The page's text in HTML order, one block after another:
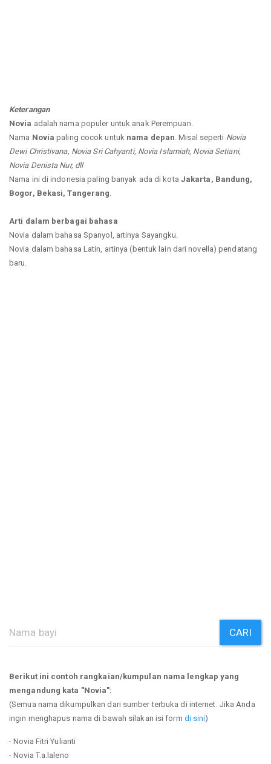
Keterangan
Novia adalah nama populer untuk anak Perempuan.
Nama Novia paling cocok untuk nama depan . Misal seperti Novia
Dewi Christivana, Novia Sri Cahyanti, Novia Islamiah, Novia Setiani,
Novia Denista Nur, dll
Nama ini di indonesia paling banyak ada di kota Jakarta, Bandung,
Bogor, Bekasi, Tangerang
Arti dalam berbagai bahasa
Novia dalam bahasa Spanyol, artinya Sayangku.
Novia dalam bahasa Latin, artinya (bentuk lain dari novella) pendatang
baru.
CARI
Berikut ini contoh rangkaian/kumpulan nama lengkap yang
mengandung kata "Novia":
(Semua nama dikumpulkan dari sumber terbuka di internet. Jika Anda
ingin menghapus nama di bawah silakan isi form di sini)
- Novia Fitri Yulianti
- Novia T.a.laleno